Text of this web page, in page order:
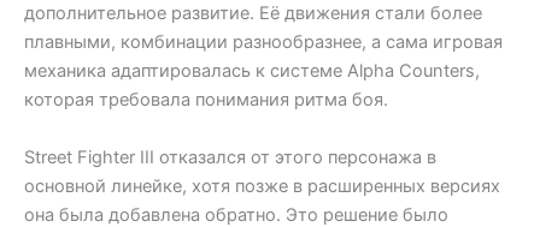
дополнительное развитие. Её движения стали более
плавными, комбинации разнообразнее, а сама игровая
механика адаптировалась к системе Alpha Counters,
которая требовала понимания ритма боя.
Street Fighter III отказался от этого персонажа в
основной линейке, хотя позже в расширенных версиях
она была добавлена обратно. Это решение было